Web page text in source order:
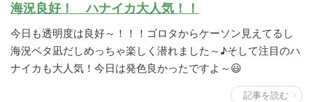
海況良好！ ハナイカ大人気！！
今日も透明度は良好～！！！ゴロタからケーソン見えてるし
海況ベタ凪だしめっちゃ楽しく潜れました～♪そして注目のハ
ナイカも大人気！今日は発色良かったですよ～😃
記事を読む